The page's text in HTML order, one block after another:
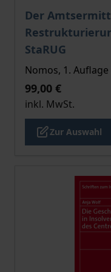
Der
StaRUG
Der Preis dieses
Nomos, 1. Auflage
99,00 €
inkl. MwSt.
Zur Auswahl